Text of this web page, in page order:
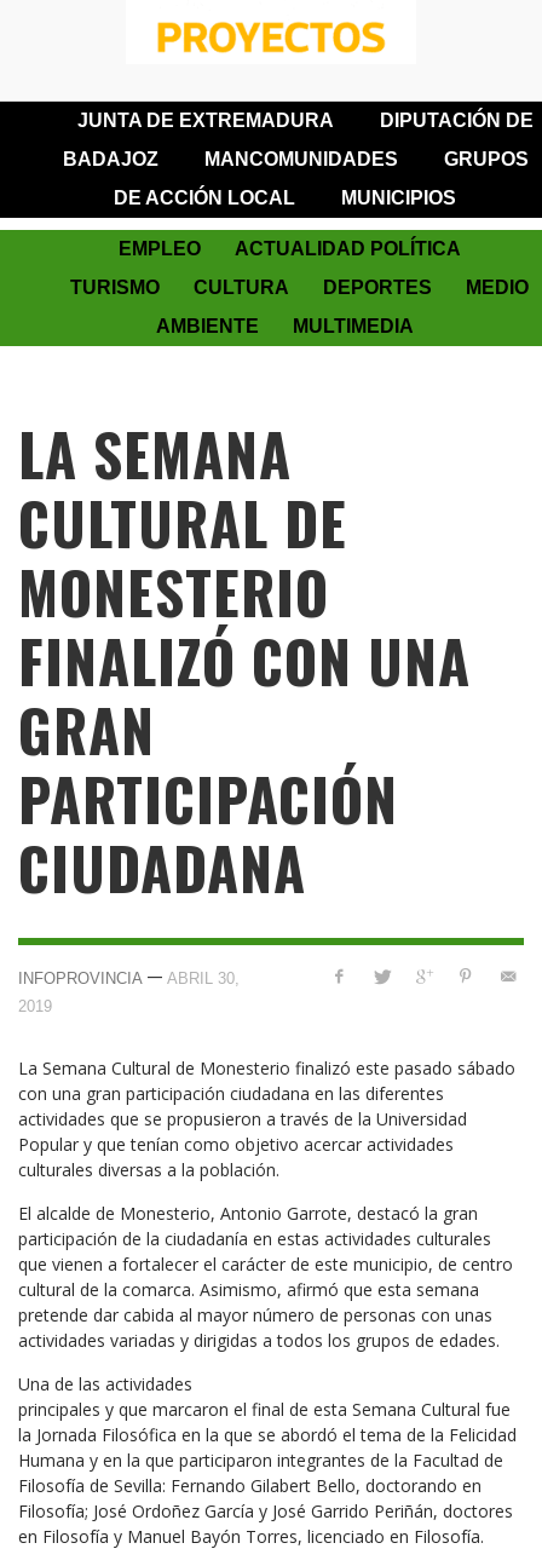
JUNTA DE EXTREMADURA
DIPUTACIÓN DE
BADAJOZ
MANCOMUNIDADES
GRUPOS
DE ACCIÓN LOCAL
MUNICIPIOS
EMPLEO
ACTUALIDAD POLÍTICA
TURISMO
CULTURA DEPORTES
MEDIO
AMBIENTE
MULTIMEDIA
LA SEMANA
CULTURAL DE
MONESTERIO
FINALIZÓ CON UNA
GRAN
PARTICIPACIÓN
CIUDADANA
INFOPROVINCIA — ABRIL 30,
2019
La Semana Cultural de Monesterio finalizó este pasado sábado
con una gran participación ciudadana en las diferentes
actividades que se propusieron a través de la Universidad
Popular y que tenían como objetivo acercar actividades
culturales diversas a la población.
El alcalde de Monesterio, Antonio Garrote, destacó la gran
participación de la ciudadanía en estas actividades culturales
que vienen a fortalecer el carácter de este municipio, de centro
cultural de la comarca. Asimismo, afirmó que esta semana
pretende dar cabida al mayor número de personas con unas
actividades variadas y dirigidas a todos los grupos de edades.
Una de las actividades
principales y que marcaron el final de esta Semana Cultural fue
la Jornada Filosófica en la que se abordó el tema de la Felicidad
Humana y en la que participaron integrantes de la Facultad de
Filosofía de Sevilla: Fernando Gilabert Bello, doctorando en
Filosofía; José Ordoñez García y José Garrido Periñán, doctores
en Filosofía y Manuel Bayón Torres, licenciado en Filosofía.